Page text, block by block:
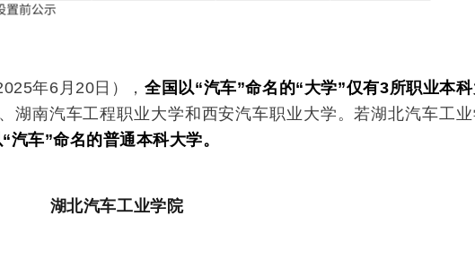
年6月20日），全国以“汽车”命名 的“大学”仅有3所职业本
、 湖南汽车工程职业大学和西安汽车职业大学。若湖北汽车工业
汽车”命名的普通本科大学。
湖北汽车工业学院